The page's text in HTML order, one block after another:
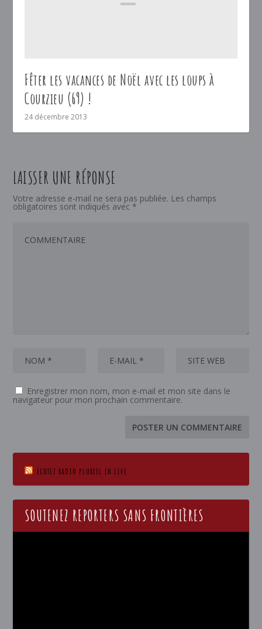
Fêter les vacances de Noël avec les loups à
Courzieu (69) !
24 décembre 2013
LAISSER UNE RÉPONSE
Votre adresse e-mail ne sera pas publiée. Les champs
obligatoires sont indiqués avec *
Enregistrer mon nom, mon e-mail et mon site dans le
navigateur pour mon prochain commentaire.
ECOTEZ RADIO PLURIEL EN LIVE
SOUTENEZ REPORTERS SANS FRONTIÈRES